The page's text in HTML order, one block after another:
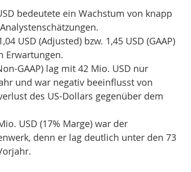
bedeutete ein Wachstum von knapp
USD (Adjusted) bzw. 1,45 USD (GAAP)
Erwartungen.
GAAP) lag mit 42 Mio. USD nur
und war negativ beeinflusst von
des US-Dollars gegenüber dem
USD (17% Marge) war der
denn er lag deutlich unter den 73